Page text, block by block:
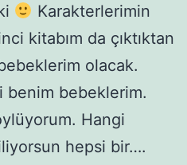
Karakterlerimin
kitabım da çıktıktan
olacak.
bebeklerim.
Hangi
hepsi bir….